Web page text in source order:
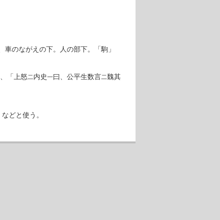
のながえの下。人の部下。「駒」
「上怒二 内史一曰、公平生数言二魏其
どと使う。